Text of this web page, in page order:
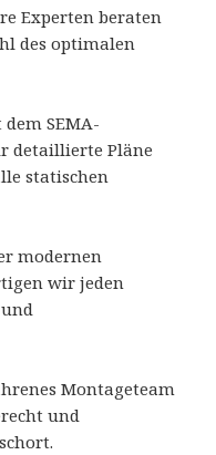
Experten beraten
des optimalen
SEMA-
detaillierte Pläne
statischen
modernen
wir jeden
Montageteam
und